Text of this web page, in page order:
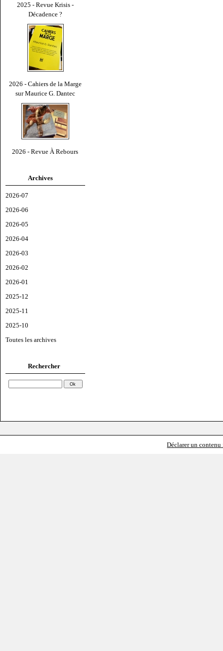
2025 - Revue Krisis -
Décadence ?
2026 - Cahiers de la Marge
sur Maurice G. Dantec
2026 - Revue À Rebours
Archives
2026-07
2026-06
2026-05
2026-04
2026-03
2026-02
2026-01
2025-12
2025-11
2025-10
Toutes les archives
Rechercher
Déclarer un